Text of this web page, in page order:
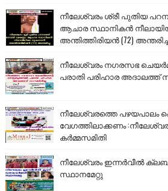
നീലേശ്വരം ശ്രീ പുതിയ
ആചാര സ്ഥാനികൻ
അന്തിത്തിരിയൻ (72)
നീലേശ്വരം നഗരസഭ
പരാതി പരിഹാര അദാലത്ത്
നീലേശ്വരത്തെ പഴയപാലം
വേഗത്തിലാക്കണം
കർമ്മസമിതി
നീലേശ്വരം ഇന്നർവീൽ
സ്ഥാനമേറ്റു